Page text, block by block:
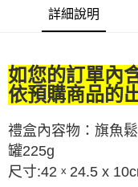
1.本服務由台灣大哥大提
3.實際核准額度、可分期數
4.訂單成立30分鐘內，如
消。如遇「轉專審核」未通
【繳款方式說明】
1.分期款項不併入電信帳單
醒簡訊。
2.透過簡訊連結打開帳單後
AFTEE先享後付
便利好安心！
１．簡單：不需註冊會員
２．便利：只要手機號碼
【「AFTEE先享後付」結帳
１．於結帳方式選擇「
結帳頁面，進行簡訊認證並
相關說明
「Hami Point」為中華電信
ATM付款
運送方式
宅配滿千免運
詳細說明
如您的訂單內
依預購商品的
禮盒內容物： 旗魚
罐225g
尺寸:42 x 24.5 x